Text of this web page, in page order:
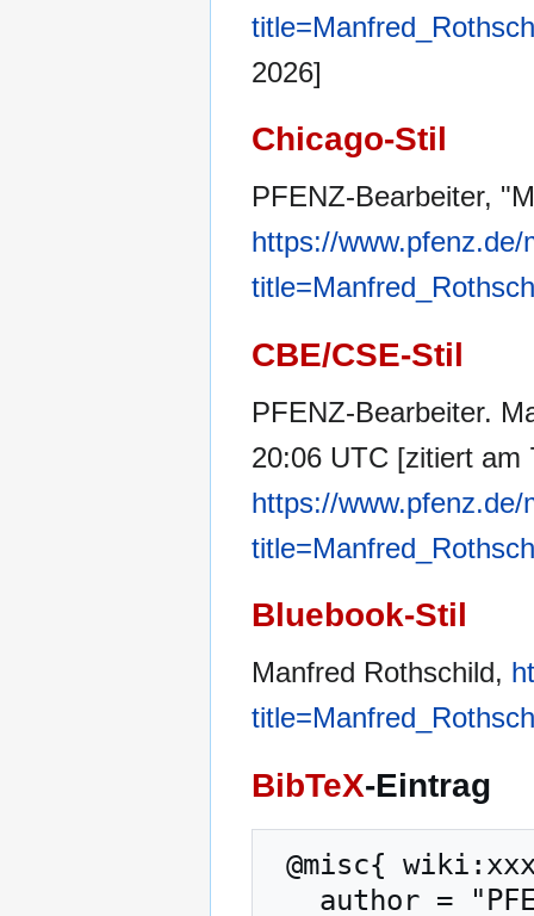
2026]
Chicago-Stil
PFENZ-Bearbeiter,
https://
CBE/CSE-Stil
PFENZ-Bearbeiter.
20:06 UTC [zitiert am
https://
Bluebook-Stil
Manfred Rothschild,
BibTeX-Eintrag